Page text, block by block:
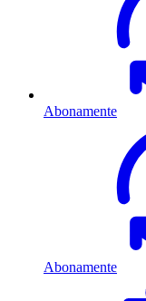
Abonamente
Abonamente